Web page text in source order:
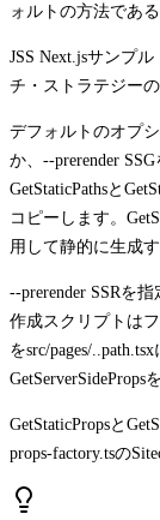
ォルトの方法であ
JSS Next.jsサンプ
チ・ストラテジー
デフォルトのオプ
か、 --prerender SSG
GetStaticPathsと
コピーします。
用して静的に生成
--prerender SSRを指
作成スクリプトは
をsrc/pages/..path.tsx
GetServerSideProps
GetStaticPropsと
props-factory.tsの